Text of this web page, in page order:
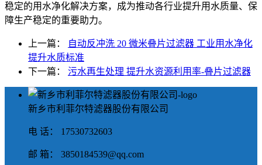
稳定的用水净化解决方案，成为推动各行业提升用水质量、保
障生产稳定的重要助力。
上一篇：
自动反冲洗 20 微米叠片过滤器 工业用水净化
提升水质标准
下一篇： 污水再生处理 提升水资源利用率-叠片过滤器
新乡市利菲尔特滤器股份有限公司
电 话： 17530732603
邮 箱： 3850184539@qq.com